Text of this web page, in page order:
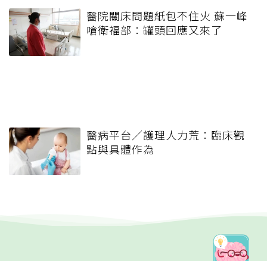
醫院關床問題紙包不住火 蘇一峰
嗆衛福部：罐頭回應又來了
醫病平台／護理人力荒：臨床觀
點與具體作為